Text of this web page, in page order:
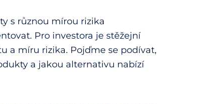
s různou mírou rizika
Pro investora je stěžejní
a míru rizika. Pojďme se podívat,
a jakou alternativu nabízí